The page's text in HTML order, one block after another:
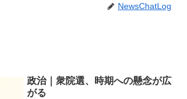
NewsChatLog
政治｜衆院選、時期への懸念が広
がる